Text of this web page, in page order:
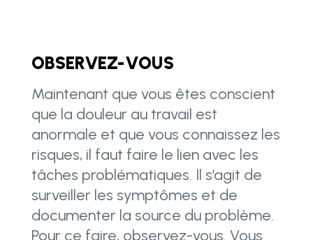
OBSERVEZ-VOUS
Maintenant que vous êtes conscient
que la douleur au travail est
anormale et que vous connaissez les
risques, il faut faire le lien avec les
tâches problématiques. Il s’agit de
surveiller les symptômes et de
documenter la source du problème.
Pour ce faire, observez-vous. Vous